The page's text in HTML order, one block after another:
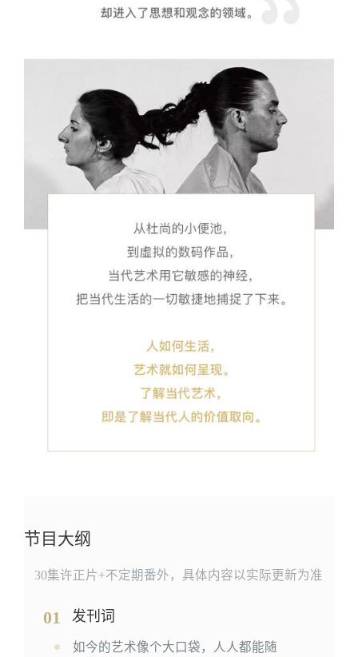
节目大纲
30集许正片+不定期番外，具体内容以实际更新为准
01 发刊词
如今的艺术像个大口袋，人人都能随